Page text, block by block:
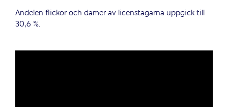
Andelen flickor och damer av licenstagarna uppgick till
30,6 %.